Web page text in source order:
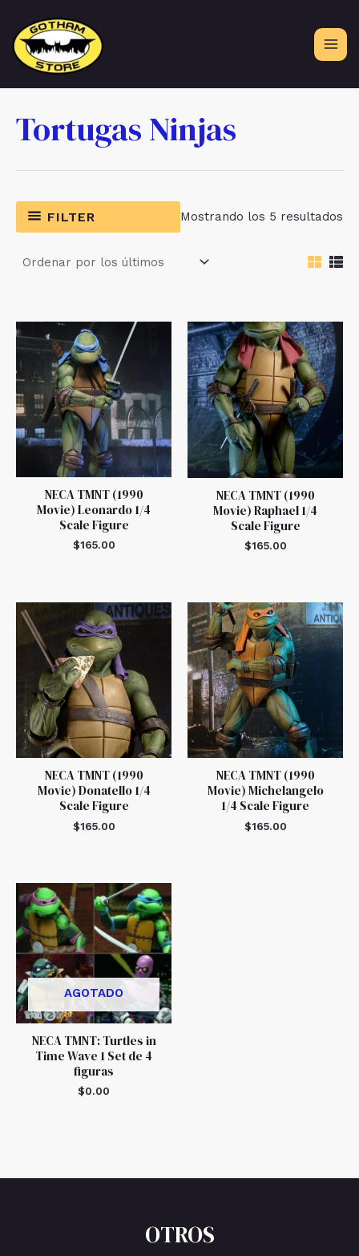
contenido
Tortugas Ninjas
FILTER Mostrando los 5 resultados
NECA TMNT (1990
Movie) Leonardo 1/4
Scale Figure
$165.00
NECA TMNT (1990
Movie) Raphael 1/4
Scale Figure
$165.00
NECA TMNT (1990
Movie) Donatello 1/4
Scale Figure
$165.00
NECA TMNT (1990
Movie) Michelangelo
1/4 Scale Figure
$165.00
AGOTADO
NECA TMNT: Turtles in
Time Wave 1 Set de 4
figuras
$0.00
OTROS